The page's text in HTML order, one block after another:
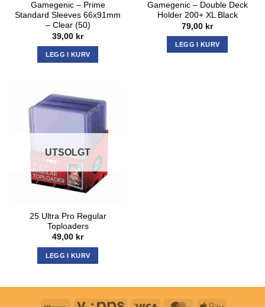
Gamegenic – Prime
Standard Sleeves 66x91mm
– Clear (50)
39,00 kr
LEGG I KURV
Gamegenic – Double Deck
Holder 200+ XL Black
79,00 kr
LEGG I KURV
UTSOLGT
25 Ultra Pro Regular
Toploaders
49,00 kr
LEGG I KURV